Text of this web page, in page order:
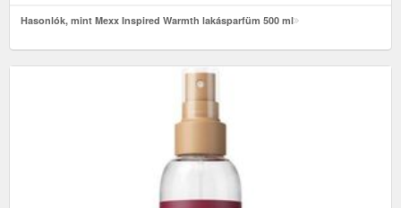
Hasonlók, mint Mexx Inspired Warmth lakásparfüm 500 ml